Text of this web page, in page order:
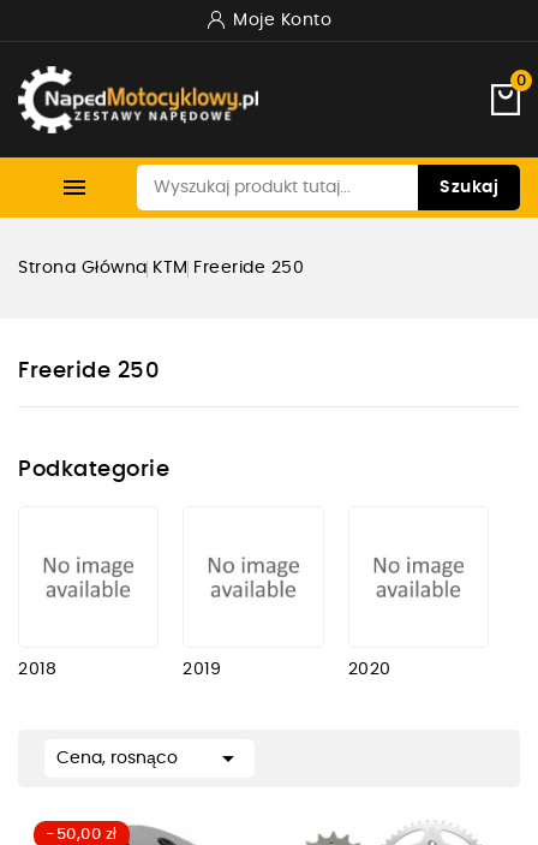
Moje Konto
0
 Szukaj
Strona Główna KTM Freeride 250
Freeride 250
Podkategorie
2018 2019 2020
Cena, rosnąco 
-50,00 zł